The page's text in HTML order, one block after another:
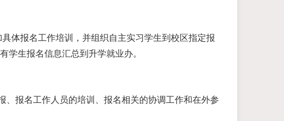
体报名工作培训，并组织自主实习学生到校区指定报
学生报名信息汇总到升学就业办。
、报名工作人员的培训、报名相关的协调工作和在外参